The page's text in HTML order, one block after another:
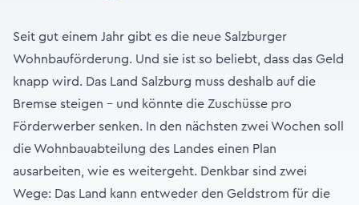
Seit gut einem Jahr gibt es die neue Salzburger
Wohnbauförderung. Und sie ist so beliebt, dass das Geld
knapp wird. Das Land Salzburg muss deshalb auf die
Bremse steigen - und könnte die Zuschüsse pro
Förderwerber senken. In den nächsten zwei Wochen soll
die Wohnbauabteilung des Landes einen Plan
ausarbeiten, wie es weitergeht. Denkbar sind zwei
Wege: Das Land kann entweder den Geldstrom für die